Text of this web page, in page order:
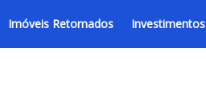
Imóveis Retomados Investimentos